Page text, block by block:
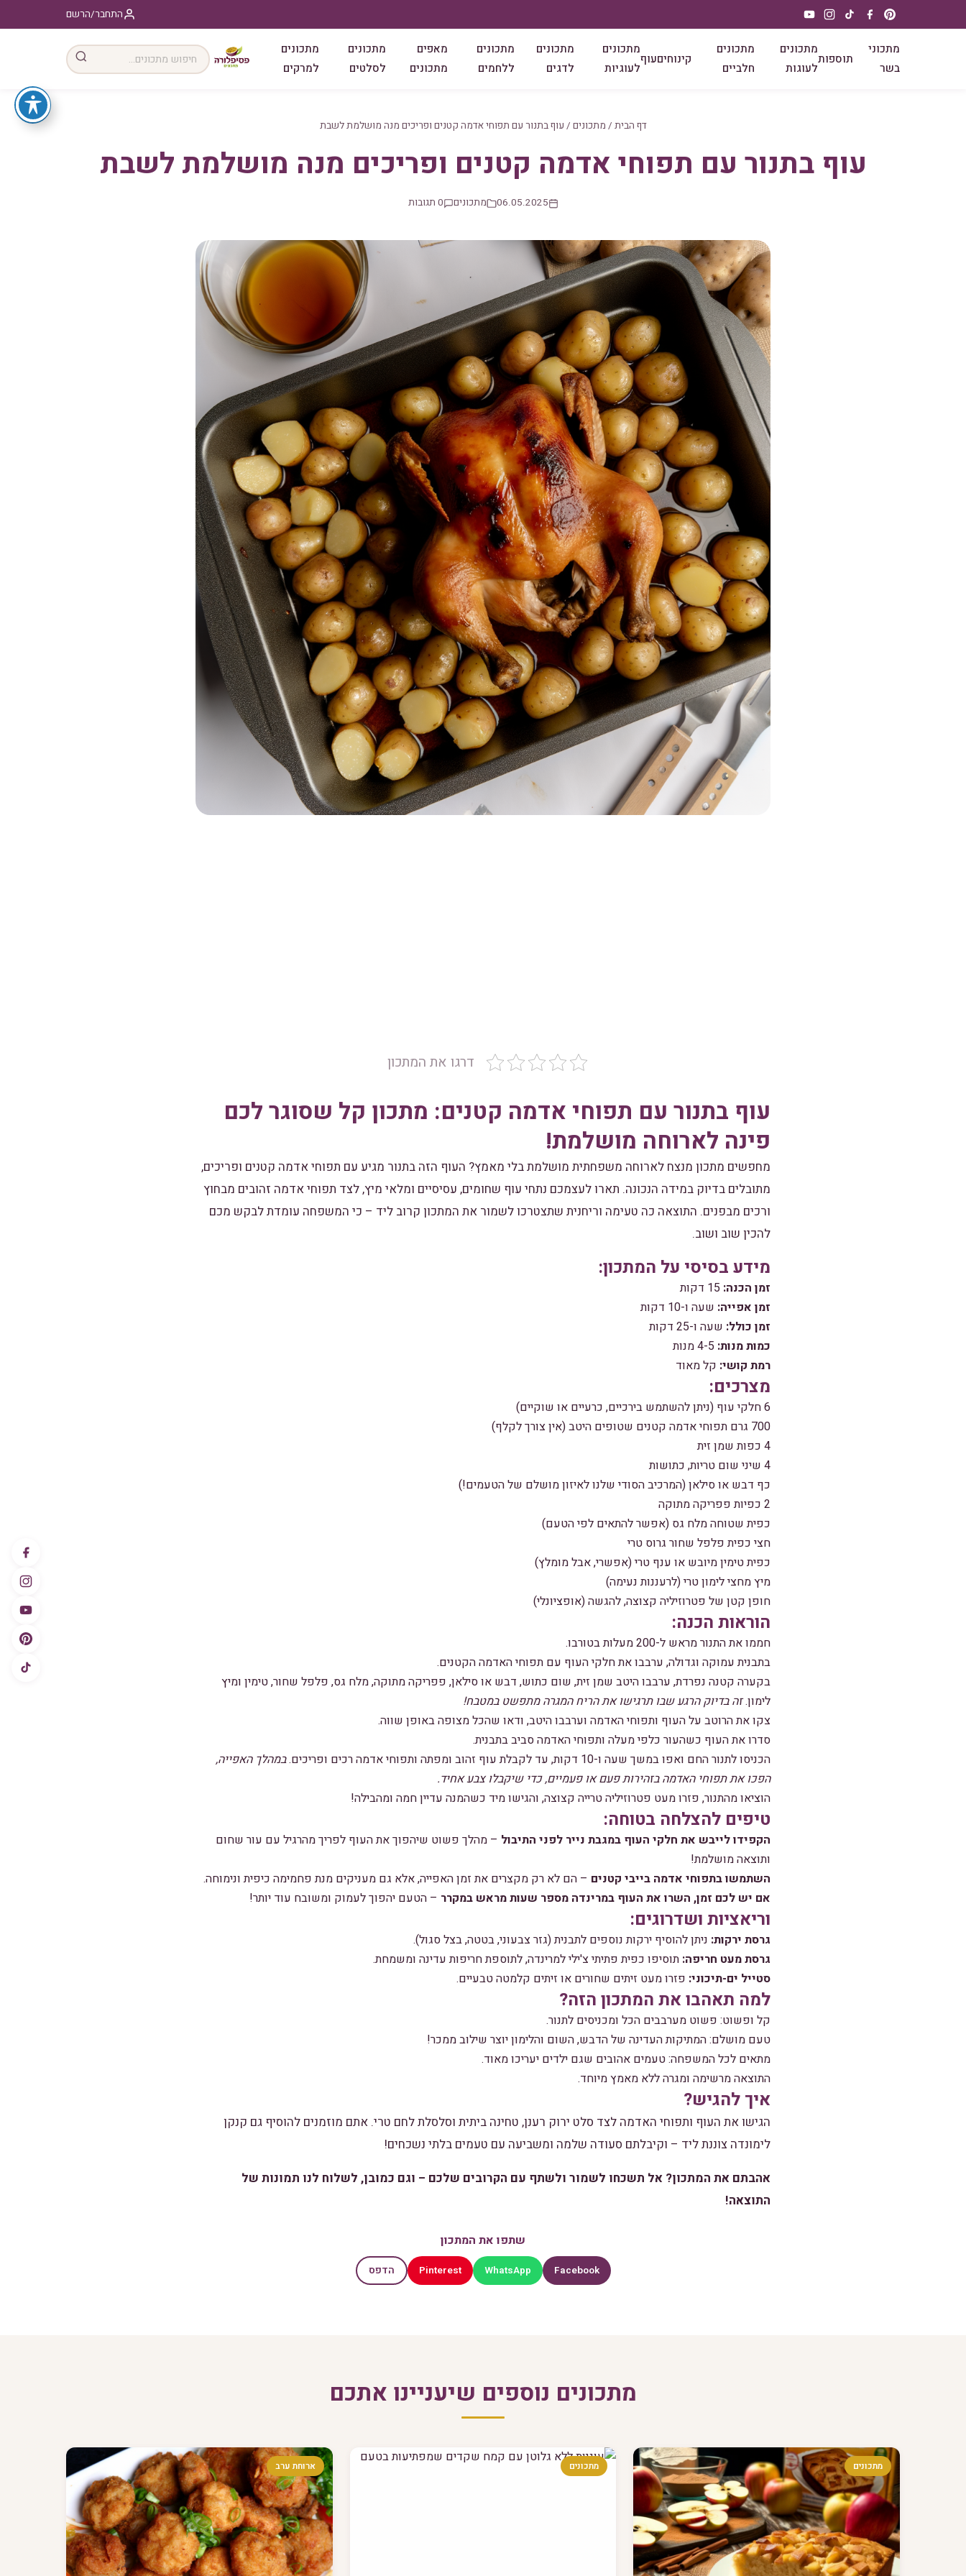
התחבר/הרשם
מתכוני
בשר
תוספות
מתכונים
לעוגות
מתכונים
חלביים
קינוחיםעוף
מתכונים
לעוגיות
מתכונים
לדגים
מתכונים
ללחמים
מאפים
מתכונים
מתכונים
לסלטים
מתכונים
למרקים
דף הבית / מתכונים / עוף בתנור עם תפוחי אדמה קטנים ופריכים מנה מושלמת לשבת
עוף בתנור עם תפוחי אדמה קטנים ופריכים מנה מושלמת לשבת
06.05.2025 מתכונים 0 תגובות
דרגו את המתכון
עוף בתנור עם תפוחי אדמה קטנים: מתכון קל שסוגר לכם
פינה לארוחה מושלמת!
מחפשים מתכון מנצח לארוחה משפחתית מושלמת בלי מאמץ? העוף הזה בתנור מגיע עם תפוחי אדמה קטנים ופריכים,
מתובלים בדיוק במידה הנכונה. תארו לעצמכם נתחי עוף שחומים, עסיסיים ומלאי מיץ, לצד תפוחי אדמה זהובים מבחוץ
ורכים מבפנים. התוצאה כה טעימה וריחנית שתצטרכו לשמור את המתכון קרוב ליד – כי המשפחה עומדת לבקש מכם
להכין שוב ושוב.
מידע בסיסי על המתכון:
זמן הכנה:
זמן אפייה: שעה ו-10 דקות
זמן כולל: שעה ו-25 דקות
כמות מנות:
רמת קושי: קל מאוד
מצרכים:
6 חלקי עוף (ניתן להשתמש בירכיים, כרעיים או שוקיים)
700 גרם תפוחי אדמה קטנים שטופים היטב (אין צורך לקלף)
4 כפות שמן זית
4 שיני שום טריות, כתושות
כף דבש או סילאן (המרכיב הסודי שלנו לאיזון מושלם של הטעמים!)
2 כפיות פפריקה מתוקה
כפית שטוחה מלח גס (אפשר להתאים לפי הטעם)
חצי כפית פלפל שחור גרוס טרי
כפית טימין מיובש או ענף טרי (אפשרי, אבל מומלץ)
מיץ מחצי לימון טרי (לרעננות נעימה)
חופן קטן של פטרוזיליה קצוצה, להגשה (אופציונלי)
הוראות הכנה:
חממו את התנור מראש ל-200 מעלות בטורבו.
בתבנית עמוקה וגדולה, ערבבו את חלקי העוף עם תפוחי האדמה הקטנים.
בקערה קטנה נפרדת, ערבבו היטב שמן זית, שום כתוש, דבש או סילאן, פפריקה מתוקה, מלח גס, פלפל שחור, טימין ומיץ
לימון.זה בדיוק הרגע שבו תרגישו את הריח המגרה מתפשט במטבח!
צקו את הרוטב על העוף ותפוחי האדמה וערבבו היטב, ודאו שהכל מצופה באופן שווה.
סדרו את העוף כשהעור כלפי מעלה ותפוחי האדמה סביב בתבנית.
הכניסו לתנור החם ואפו במשך שעה ו-10 דקות, עד לקבלת עוף זהוב ומפתה ותפוחי אדמה רכים ופריכים.
במהלך האפייה,
הפכו את תפוחי האדמה בזהירות פעם או פעמיים, כדי שיקבלו צבע אחיד.
הוציאו מהתנור, פזרו מעט פטרוזיליה טרייה קצוצה, והגישו מיד כשהמנה עדיין חמה ומהבילה!
טיפים להצלחה בטוחה:
הקפידו לייבש את חלקי העוף במגבת נייר לפני התיבול – מהלך פשוט שיהפוך את העוף לפריך מהרגיל עם עור שחום
ותוצאה מושלמת!
השתמשו בתפוחי אדמה בייבי קטנים – הם לא רק מקצרים את זמן האפייה, אלא גם מעניקים מנת פחמימה כיפית ונימוחה.
אם יש לכם זמן, השרו את העוף במרינדה מספר שעות מראש במקרר – הטעם יהפוך לעמוק ומשובח עוד יותר!
וריאציות ושדרוגים:
גרסת ירקות: ניתן להוסיף ירקות נוספים לתבנית (גזר צבעוני, בטטה, בצל סגול).
גרסת מעט חריפה: תוסיפו כפית פתיתי צ'ילי למרינדה, לתוספת חריפות עדינה ומשמחת.
סטייל ים-תיכוני: פזרו מעט זיתים שחורים או זיתים קלמטה טבעיים.
למה תאהבו את המתכון הזה?
קל ופשוט: פשוט מערבבים הכל ומכניסים לתנור.
טעם מושלם: המתיקות העדינה של הדבש, השום והלימון יוצר שילוב ממכר!
מתאים לכל המשפחה: טעמים אהובים שגם ילדים יעריכו מאוד.
התוצאה מרשימה ומגרה ללא מאמץ מיוחד.
איך להגיש?
הגישו את העוף ותפוחי האדמה לצד סלט ירוק רענן, טחינה ביתית וסלסלת לחם טרי. אתם מוזמנים להוסיף גם קנקן
לימונדה צוננת ליד – וקיבלתם סעודה שלמה ומשביעה עם טעמים בלתי נשכחים!
אהבתם את המתכון? אל תשכחו לשמור ולשתף עם הקרובים שלכם – וגם כמובן, לשלוח לנו תמונות של
התוצאה!
שתפו את המתכון
Facebook
WhatsApp
Pinterest הדפס
מתכונים נוספים שיעניינו אתכם
מתכונים מתכונים ארוחת ערב